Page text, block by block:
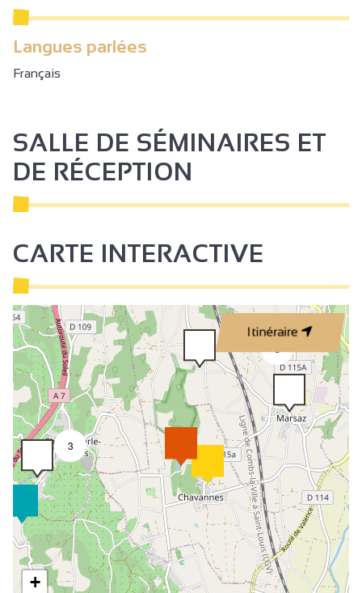
Langues parlées
Français
SALLE DE SÉMINAIRES ET
DE RÉCEPTION
CARTE INTERACTIVE
Itinéraire
3
+